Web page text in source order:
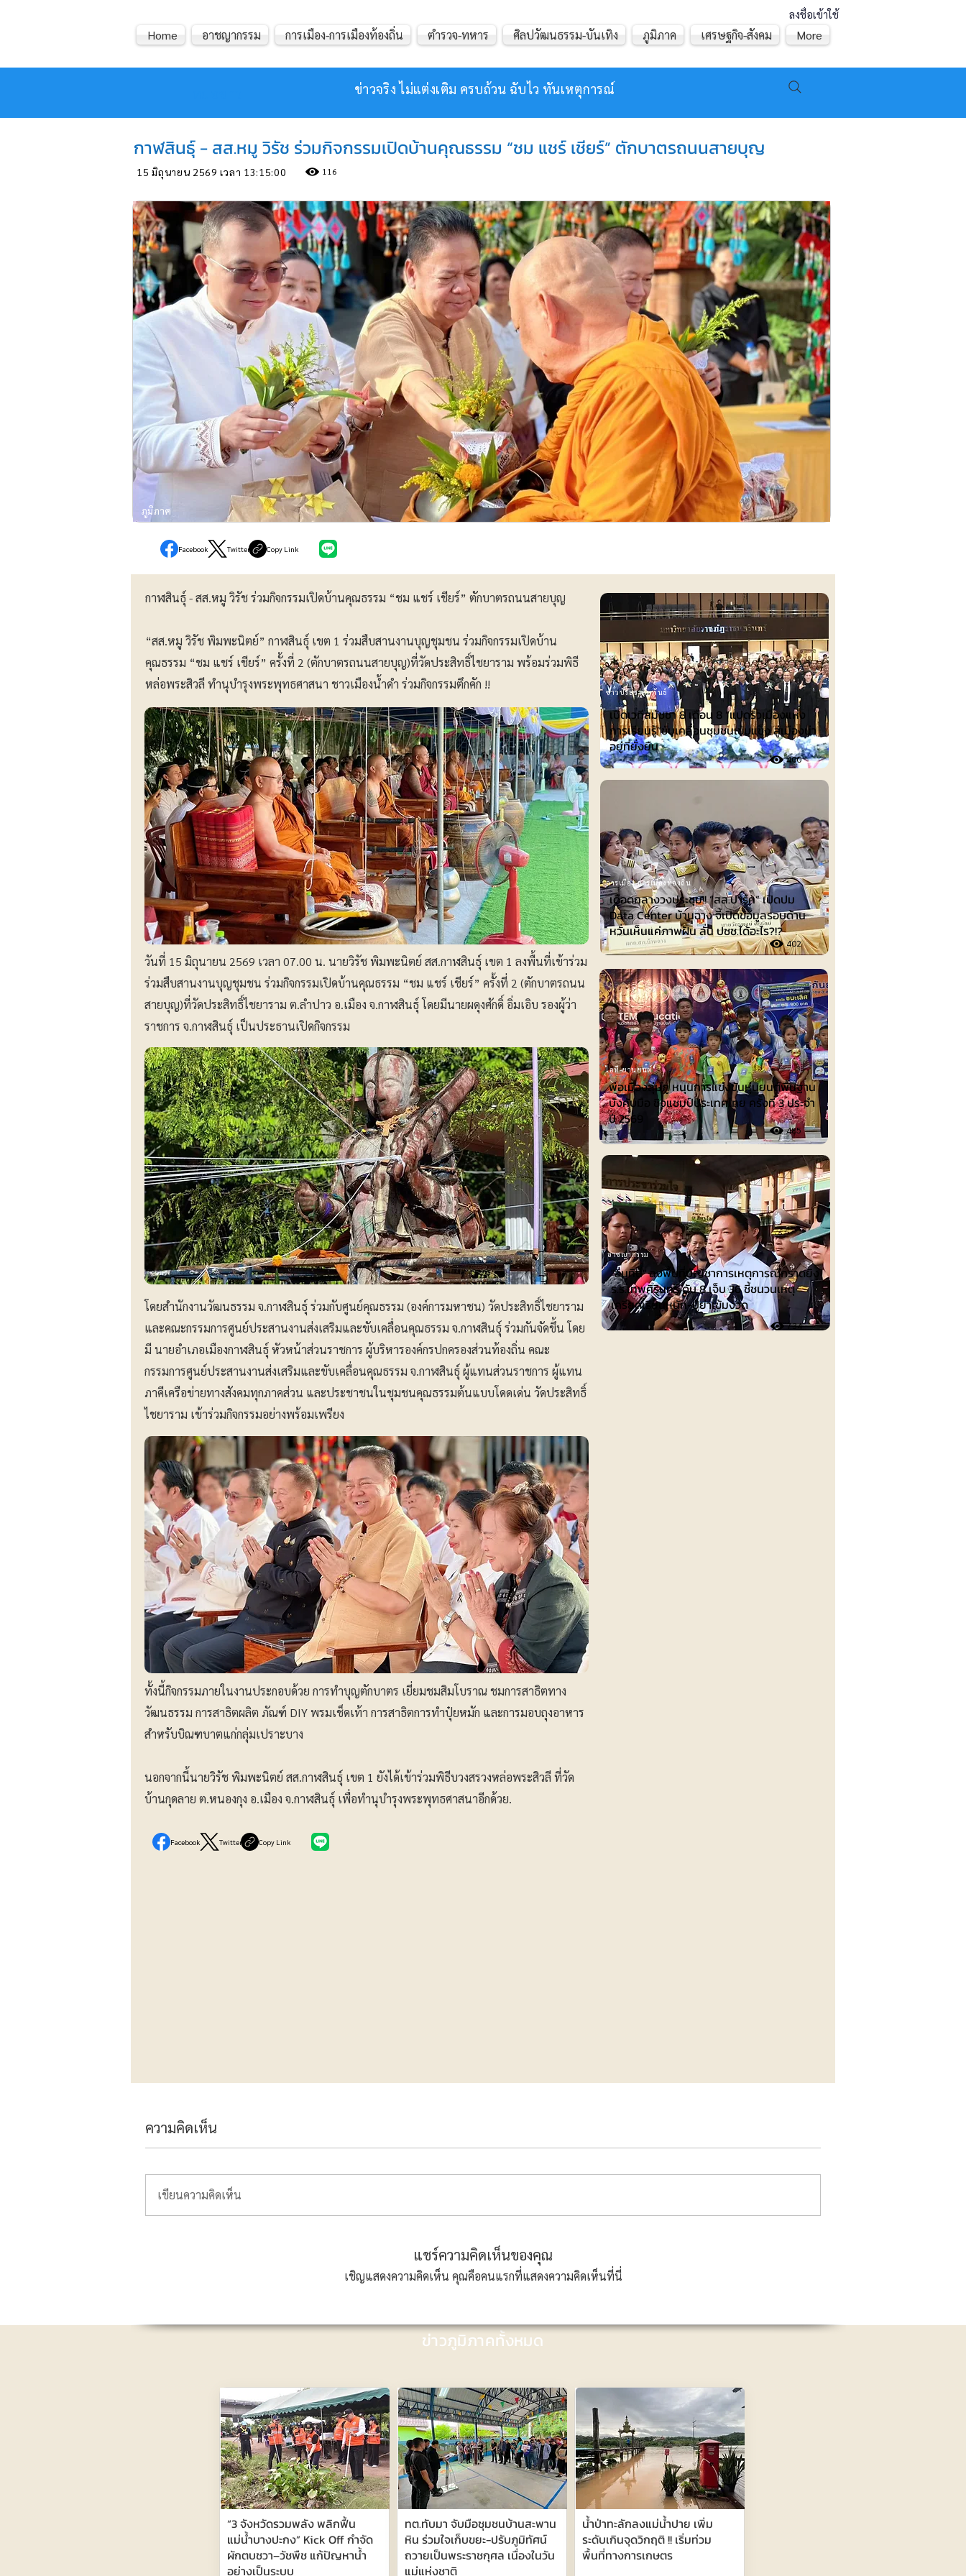
ลงชื่อเข้าใช้
ข่าวจริง ไม่แต่งเติม ครบถ้วน ฉับไว ทันเหตุการณ์
Home อาชญากรรม การเมือง-การเมืองท้องถิ่น ตำรวจ-ทหาร ศิลปวัฒนธรรม-บันเทิง ภูมิภาค เศรษฐกิจ-สังคม More
กาฬสินธุ์ - สส.หมู วิรัช ร่วมกิจกรรมเปิดบ้านคุณธรรม “ชม แชร์ เชียร์” ตักบาตรถนนสายบุญ
15 มิถุนายน 2569 เวลา 13:15:00 116
ภูมิภาค
Facebook Twitter Copy Link
กาฬสินธุ์ - สส.หมู วิรัช ร่วมกิจกรรมเปิดบ้านคุณธรรม “ชม แชร์ เชียร์” ตักบาตรถนนสายบุญ
“สส.หมู วิรัช พิมพะนิตย์” กาฬสินธุ์ เขต 1 ร่วมสืบสานงานบุญชุมชน ร่วมกิจกรรมเปิดบ้าน
คุณธรรม “ชม แชร์ เชียร์” ครั้งที่ 2 (ตักบาตรถนนสายบุญ)ที่วัดประสิทธิ์ไชยาราม พร้อมร่วมพิธี
หล่อพระสิวลี ทำนุบำรุงพระพุทธศาสนา ชาวเมืองน้ำดำ ร่วมกิจกรรมตึกคัก !!
วันที่ 15 มิถุนายน 2569 เวลา 07.00 น. นายวิรัช พิมพะนิตย์ สส.กาฬสินธุ์ เขต 1 ลงพื้นที่เข้าร่วม
ร่วมสืบสานงานบุญชุมชน ร่วมกิจกรรมเปิดบ้านคุณธรรม “ชม แชร์ เชียร์” ครั้งที่ 2 (ตักบาตรถนน
สายบุญ)ที่วัดประสิทธิ์ไชยาราม ต.ลำปาว อ.เมือง จ.กาฬสินธุ์ โดยมีนายผดุงศักดิ์ อิ่มเอิบ รองผู้ว่า
ราชการ จ.กาฬสินธุ์ เป็นประธานเปิดกิจกรรม
โดยสำนักงานวัฒนธรรม จ.กาฬสินธุ์ ร่วมกับศูนย์คุณธรรม (องค์การมหาชน) วัดประสิทธิ์ไชยาราม
และคณะกรรมการศูนย์ประสานงานส่งเสริมและขับเคลื่อนคุณธรรม จ.กาฬสินธุ์ ร่วมกันจัดขึ้น โดย
มี นายอำเภอเมืองกาฬสินธุ์ หัวหน้าส่วนราชการ ผู้บริหารองค์กรปกครองส่วนท้องถิ่น คณะ
กรรมการศูนย์ประสานงานส่งเสริมและขับเคลื่อนคุณธรรม จ.กาฬสินธุ์ ผู้แทนส่วนราชการ ผู้แทน
ภาคีเครือข่ายทางสังคมทุกภาคส่วน และประชาชนในชุมชนคุณธรรมต้นแบบโดดเด่น วัดประสิทธิ์
ไชยาราม เข้าร่วมกิจกรรมอย่างพร้อมเพรียง
ทั้งนี้กิจกรรมภายในงานประกอบด้วย การทำบุญตักบาตร เยี่ยมชมสิมโบราณ ชมการสาธิตทาง
วัฒนธรรม การสาธิตผลิต ภัณฑ์ DIY พรมเช็ดเท้า การสาธิตการทำปุ๋ยหมัก และการมอบถุงอาหาร
สำหรับบิณฑบาตแก่กลุ่มเปราะบาง
นอกจากนี้นายวิรัช พิมพะนิตย์ สส.กาฬสินธุ์ เขต 1 ยังได้เข้าร่วมพิธีบวงสรวงหล่อพระสิวลี ที่วัด
บ้านกุดลาย ต.หนองกุง อ.เมือง จ.กาฬสินธุ์ เพื่อทำนุบำรุงพระพุทธศาสนาอีกด้วย.
Facebook Twitter Copy Link
เปิดเวทีสมัชชา 8 เดือน 8 “แปดริ้วเมืองแห่ง
การเรียนรู้”ขับเคลื่อนชุมชนเข้มแข็ง สู่เมืองน่า
อยู่ที่ยั่งยืน
400
ข่าวประชาสัมพันธ์
เดือดกลางวงประชุม!! “สส.ปาร์ค” เปิดปม
Data Center บ้านฉาง จี้เปิดข้อมูลรอบด้าน
หวั่นเห็นแค่ภาพฝัน ลั่น ปชช.ได้อะไร?!?
402
"อนุทิน" ลงพื้นที่บัญชาการเหตุการณ์กราดยิง
ร.ร.เทพศิรินทร์ ดับ 8 เจ็บ 36 ชี้ชนวนเหตุ
เครียดเรียนหนัก-ปู่ย่าเข้มงวด
อาชญากรรม
การเมือง-การเมืองท้องถิ่น
ไอที-ยานยนต์
พ่อเมืองลุ่มภู หนุนการแข่งขันหุ่นยนต์พื้นฐาน
บังคับมือ ชิงแชมป์ประเทศไทย ครั้งที่ 3 ประจำ
ปี 2569
485
734
ความคิดเห็น
เขียนความคิดเห็น
แชร์ความคิดเห็นของคุณ
เชิญแสดงความคิดเห็น คุณคือคนแรกที่แสดงความคิดเห็นที่นี่
ข่าวภูมิภาคทั้งหมด
“3 จังหวัดรวมพลัง พลิกฟื้น
แม่น้ำบางปะกง” Kick Off กำจัด
ผักตบชวา–วัชพืช แก้ปัญหาน้ำ
อย่างเป็นระบบ
ทต.ทับมา จับมือชุมชนบ้านสะพาน
หิน ร่วมใจเก็บขยะ-ปรับภูมิทัศน์
ถวายเป็นพระราชกุศล เนื่องในวัน
แม่แห่งชาติ
น้ำป่าทะลักลงแม่น้ำปาย เพิ่ม
ระดับเกินจุดวิกฤติ !! เริ่มท่วม
พื้นที่ทางการเกษตร